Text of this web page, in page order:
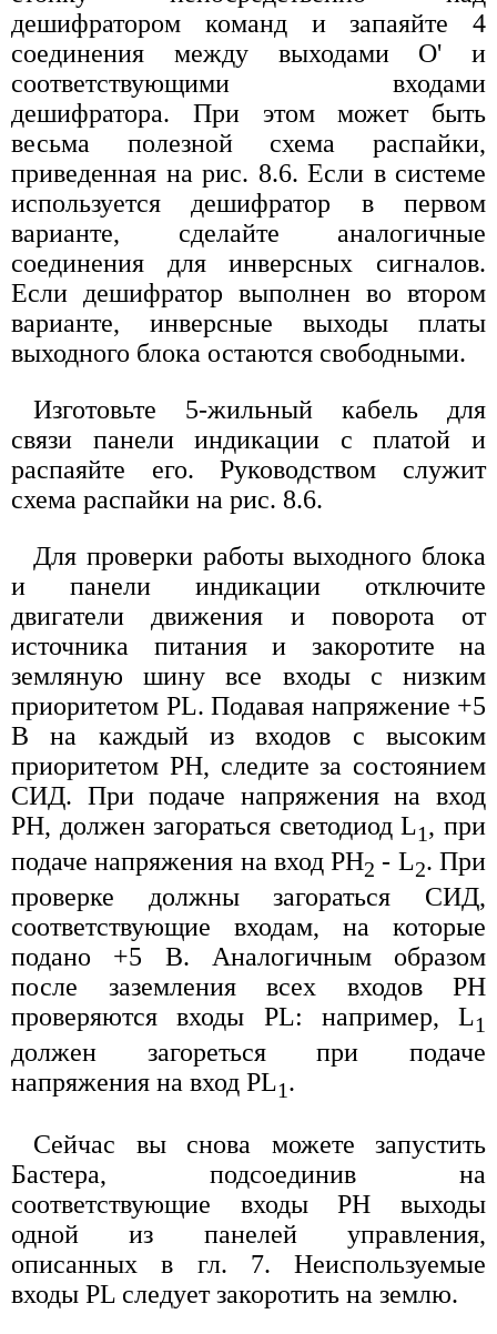
дешифратором команд и запаяйте 4
соединения между выходами О' и
соответствующими входами
дешифратора. При этом может быть
весьма полезной схема распайки,
приведенная на рис. 8.6. Если в системе
используется дешифратор в первом
варианте, сделайте аналогичные
соединения для инверсных сигналов.
Если дешифратор выполнен во втором
варианте, инверсные выходы платы
выходного блока остаются свободными.
Изготовьте 5-жильный кабель для
связи панели индикации с платой и
распаяйте его. Руководством служит
схема распайки на рис. 8.6.
Для проверки работы выходного блока
и панели индикации отключите
двигатели движения и поворота от
источника питания и закоротите на
земляную шину все входы с низким
приоритетом PL. Подавая напряжение +5
В на каждый из входов с высоким
приоритетом РН, следите за состоянием
СИД. При подаче напряжения на вход
PH, должен загораться светодиод L1, при
подаче напряжения на вход РН2 - L2. При
проверке должны загораться СИД,
соответствующие входам, на которые
подано +5 В. Аналогичным образом
после заземления всех входов РН
проверяются входы PL: например, L1
должен загореться при подаче
напряжения на вход PL1.
Сейчас вы снова можете запустить
Бастера, подсоединив на
соответствующие входы РН выходы
одной из панелей управления,
описанных в гл. 7. Неиспользуемые
входы PL следует закоротить на землю.